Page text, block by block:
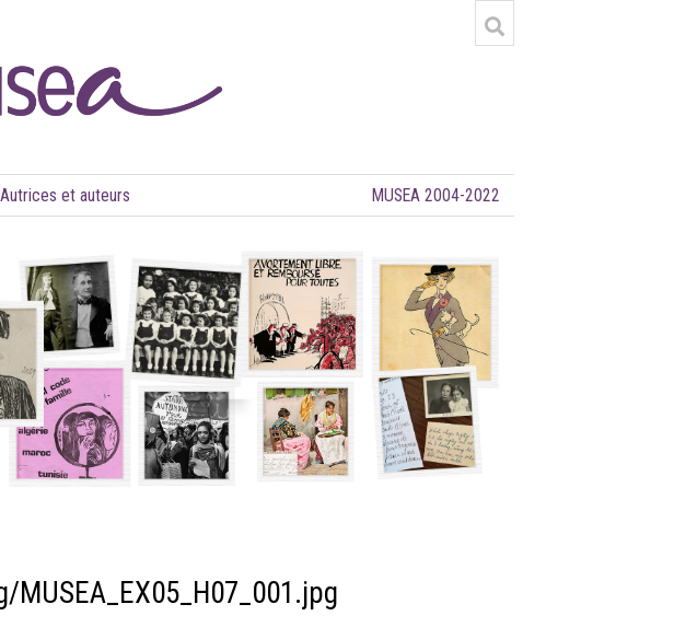
Autrices et auteurs MUSEA 2004-2022